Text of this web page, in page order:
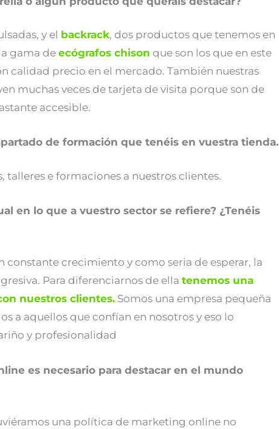
y el backrack, dos productos que tenemos en
gama de ecógrafos chison que son los que en este
calidad precio en el mercado. También nuestras
muchas veces de tarjeta de visita porque son de
accesible.
de formación que tenéis en vuestra tienda.
talleres e formaciones a nuestros clientes.
en lo que a vuestro sector se refiere? ¿Tenéis
constante crecimiento y como seria de esperar, la
Para diferenciarnos de ella tenemos una
nuestros clientes. Somos una empresa pequeña
a aquellos que confían en nosotros y eso lo
y profesionalidad
es necesario para destacar en el mundo
una política de marketing online no